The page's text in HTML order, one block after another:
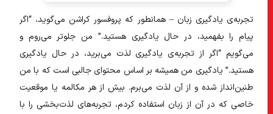
تجربه‌ی یادگیری زبان – همانطور که پروفسور کراشن می‌گوید، “اگر
پیام را بفهمید، در حال یادگیری هستید.” من جلوتر می‌روم و
می‌گویم “اگر از تجربه‌ی یادگیری لذت می‌برید، در حال یادگیری
هستید.” یادگیری من همیشه بر اساس محتوای جالبی است که با من
طنین‌انداز شده و از آن لذت می‌برم. بیش از هر مکالمه یا موقعیت
خاصی که در آن از زبان استفاده کردم، تجربه‌های لذت‌بخشی را با